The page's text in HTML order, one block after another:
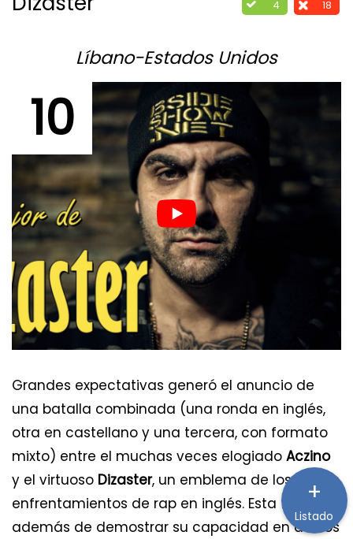
4 18
Líbano-Estados Unidos
10
Grandes expectativas generó el anuncio de
una batalla combinada (una ronda en inglés,
otra en castellano y una tercera, con formato
mixto) entre el muchas veces elogiado Aczino
y el virtuoso Dizaster, un emblema de los
enfrentamientos de rap en inglés. Esta figura,
además de demostrar su capacidad en duelos
+
Listado